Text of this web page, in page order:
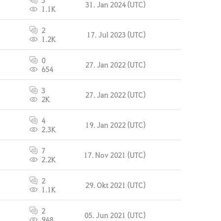
1.1K
31. Jan 2024 (UTC)
2
1.2K
17. Jul 2023 (UTC)
0
654
27. Jan 2022 (UTC)
3
2K
27. Jan 2022 (UTC)
4
2.3K
19. Jan 2022 (UTC)
7
2.2K
17. Nov 2021 (UTC)
2
1.1K
29. Okt 2021 (UTC)
2
05. Jun 2021 (UTC)